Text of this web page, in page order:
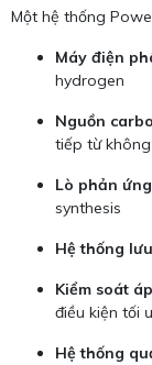
Một hệ thống
Máy điện
hydrogen
Nguồn
tiếp từ không
Lò phản
synthesis
Hệ thống
Kiểm soát
điều kiện tối
Hệ thống